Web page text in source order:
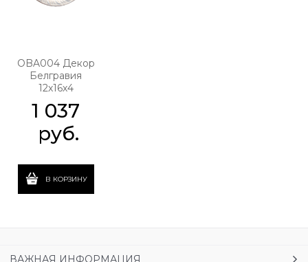
OBA004 Декор
Белгравия
12х16х4
1 037
руб.
В КОРЗИНУ
ВАЖНАЯ ИНФОРМАЦИЯ